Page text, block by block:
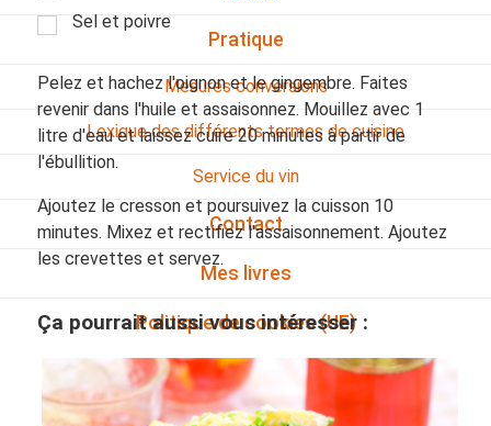
Pratique
Mesures conversions
Lexique des différents termes de cuisine
Service du vin
Contact
Mes livres
Politique de cookies (UE)
Sel et poivre
Pelez et hachez l'oignon et le gingembre. Faites
revenir dans l'huile et assaisonnez. Mouillez avec 1
litre d'eau et laissez cuire 20 minutes à partir de
l'ébullition.
Ajoutez le cresson et poursuivez la cuisson 10
minutes. Mixez et rectifiez l'assaisonnement. Ajoutez
les crevettes et servez.
Ça pourrait aussi vous intéresser :